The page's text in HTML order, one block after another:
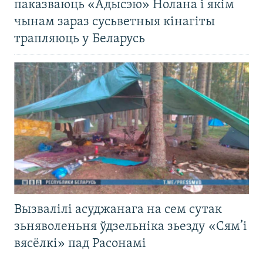
паказваюць «Адысэю» Нолана і якім
чынам зараз сусьветныя кінагіты
трапляюць у Беларусь
Вызвалілі асуджанага на сем сутак
зьняволеньня ўдзельніка зьезду «Сям’і
вясёлкі» пад Расонамі